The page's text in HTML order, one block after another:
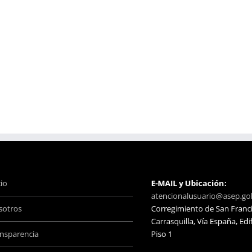
E-MAIL y Ubicación:
Corregimiento de San
Carrasquilla, Vía España,
Piso 1